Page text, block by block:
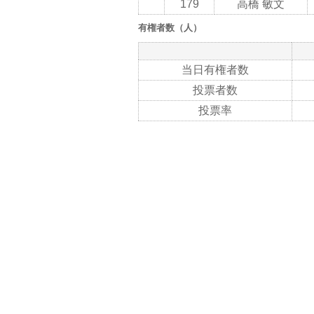
179 高橋 敏文
有権者数（人）
当日有権者数
投票者数
投票率